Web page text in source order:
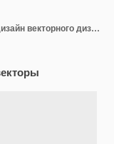
Абстрактный красочный векторный дизайн векторного дизайна papercut